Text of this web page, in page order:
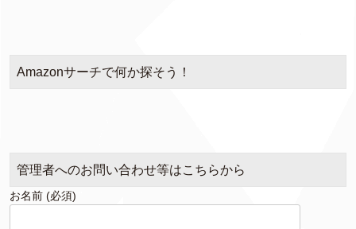
Amazonサーチで何か探そう！
管理者へのお問い合わせ等はこちらから
お名前 (必須)